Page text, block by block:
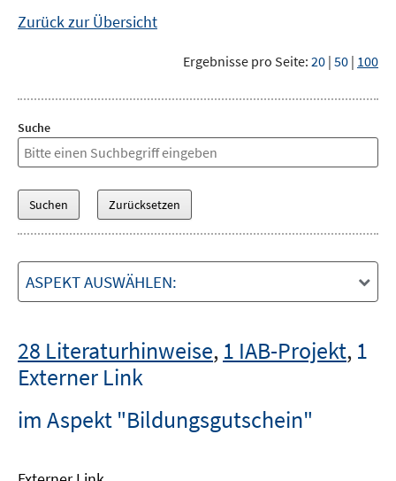
Zurück zur Übersicht
Ergebnisse pro Seite: 20 | 50 | 100
Suche
ASPEKT AUSWÄHLEN:
28 Literaturhinweise, 1 IAB-Projekt, 1
Externer Link
im Aspekt "Bildungsgutschein"